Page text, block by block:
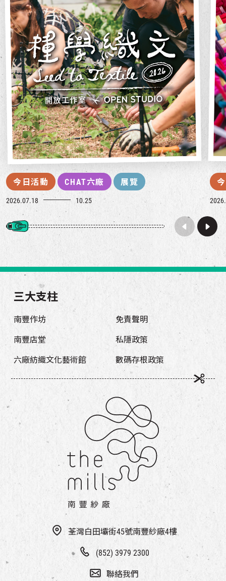
今日活動 CHAT六廠 展覽
2026.07.18 10.25
荃灣白田壩街45號南豐紗廠4樓
(852) 3979 2300
聯絡我們
三大支柱
南豐作坊
南豐店堂
六廠紡織文化藝術館
免責聲明
私隱政策
數碼存根政策